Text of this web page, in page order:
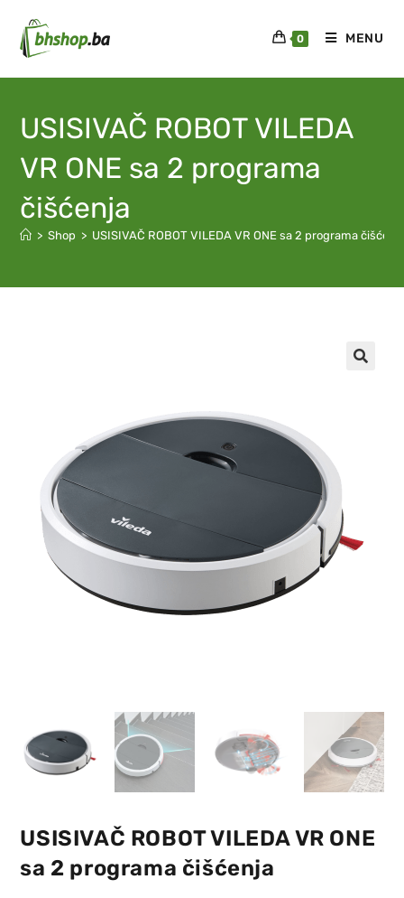
0 MENU
USISIVAČ ROBOT VILEDA
VR ONE sa 2 programa
čišćenja
> Shop > USISIVAČ ROBOT VILEDA VR ONE sa 2 programa
USISIVAČ ROBOT VILEDA VR ONE
sa 2 programa čišćenja